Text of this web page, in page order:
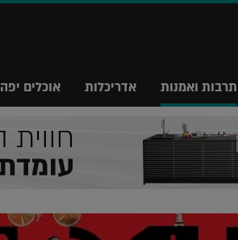
תרבות ואמנות אדריכלות אוכלים יפה